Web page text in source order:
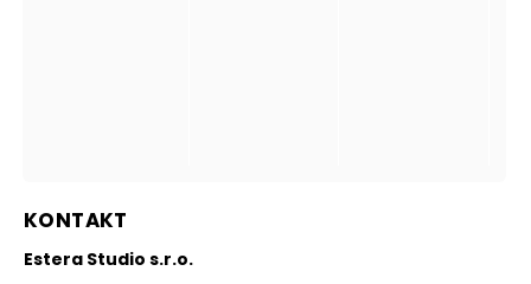
KONTAKT
Estera Studio s.r.o.